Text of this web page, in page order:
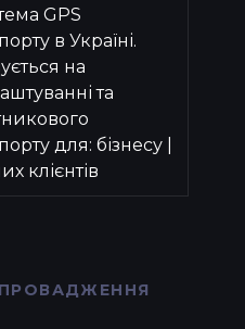
GPS
в Україні.
на
та
для: бізнесу |
клієнтів